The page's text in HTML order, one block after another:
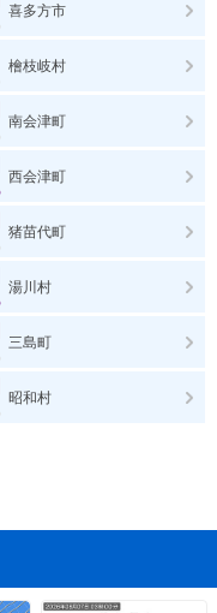
喜多方市
檜枝岐村
南会津町
西会津町
猪苗代町
湯川村
三島町
昭和村